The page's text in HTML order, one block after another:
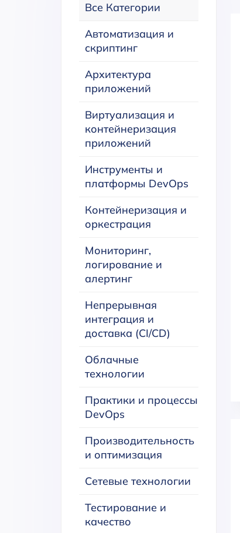
Все Категории
Автоматизация и
скриптинг
Архитектура
приложений
Виртуализация и
контейнеризация
приложений
Инструменты и
платформы DevOps
Контейнеризация и
оркестрация
Мониторинг,
логирование и
алертинг
Непрерывная
интеграция и
доставка (CI/CD)
Облачные
технологии
Практики и процессы
DevOps
Производительность
и оптимизация
Сетевые технологии
Тестирование и
качество